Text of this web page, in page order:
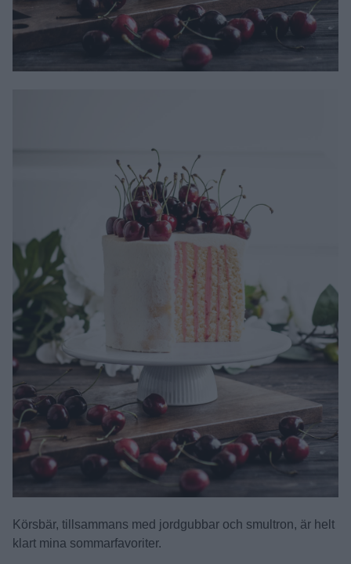
Körsbär, tillsammans med jordgubbar och smultron, är helt
klart mina sommarfavoriter.